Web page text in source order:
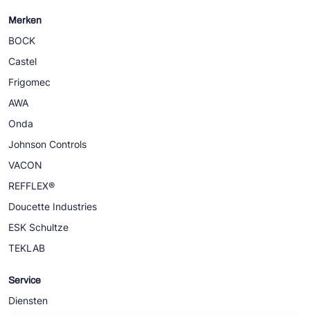
Merken
BOCK
Castel
Frigomec
AWA
Onda
Johnson Controls
VACON
REFFLEX®
Doucette Industries
ESK Schultze
TEKLAB
Service
Diensten